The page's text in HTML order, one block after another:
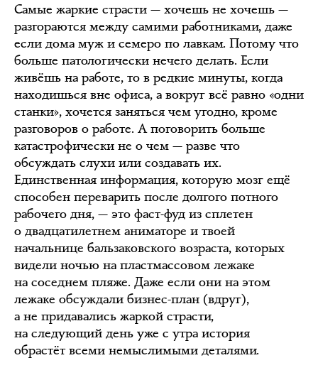
Самые жаркие страсти — хочешь не хочешь —
разгораются между самими работниками, даже
если дома муж и семеро по лавкам. Потому что
больше патологически нечего делать. Если
живёшь на работе, то в редкие минуты, когда
находишься вне офиса, а вокруг всё равно «одни
станки», хочется заняться чем угодно, кроме
разговоров о работе. А поговорить больше
катастрофически не о чем — разве что
обсуждать слухи или создавать их.
Единственная информация, которую мозг ещё
способен переварить после долгого потного
рабочего дня, — это фаст-фуд из сплетен
о двадцатилетнем аниматоре и твоей
начальнице бальзаковского возраста, которых
видели ночью на пластмассовом лежаке
на соседнем пляже. Даже если они на этом
лежаке обсуждали бизнес-план (вдруг),
а не придавались жаркой страсти,
на следующий день уже с утра история
обрастёт всеми немыслимыми деталями.